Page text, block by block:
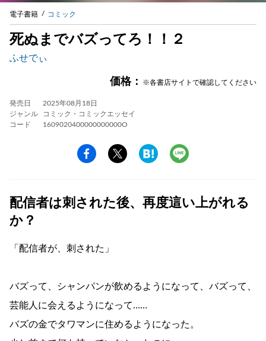
電子書籍 コミック
死ぬまでバズってろ！！２
ふせでぃ
価格： ※各書店サイトで確認してください
発売日
2025年08月18日
ジャンル
コミック・コミックエッセイ
コード
1609020400000000000O
配信者は刺された後、再度這い上がれる
か？
「配信者が、刺された」
バズって、シャンパンが飲めるようになって、バズって、
芸能人に会えるようになって……
バズの金でタワマンに住めるようになった。